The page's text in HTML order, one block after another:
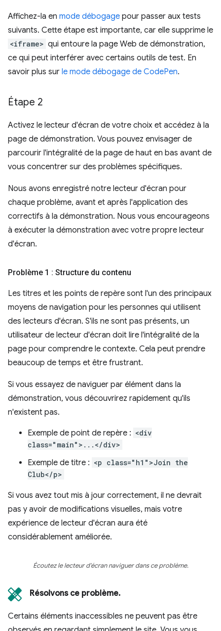
Affichez-la en mode débogage pour passer aux tests
suivants. Cette étape est importante, car elle supprime le
<iframe> qui entoure la page Web de démonstration,
ce qui peut interférer avec certains outils de test. En
savoir plus sur le mode débogage de CodePen.
Étape 2
Activez le lecteur d'écran de votre choix et accédez à la
page de démonstration. Vous pouvez envisager de
parcourir l'intégralité de la page de haut en bas avant de
vous concentrer sur des problèmes spécifiques.
Nous avons enregistré notre lecteur d'écran pour
chaque problème, avant et après l'application des
correctifs à la démonstration. Nous vous encourageons
à exécuter la démonstration avec votre propre lecteur
d'écran.
Problème 1 : Structure du contenu
Les titres et les points de repère sont l'un des principaux
moyens de navigation pour les personnes qui utilisent
des lecteurs d'écran. S'ils ne sont pas présents, un
utilisateur de lecteur d'écran doit lire l'intégralité de la
page pour comprendre le contexte. Cela peut prendre
beaucoup de temps et être frustrant.
Si vous essayez de naviguer par élément dans la
démonstration, vous découvrirez rapidement qu'ils
n'existent pas.
Exemple de point de repère : <div
class="main">...</div>
Exemple de titre : <p class="h1">Join the
Club</p>
Si vous avez tout mis à jour correctement, il ne devrait
pas y avoir de modifications visuelles, mais votre
expérience de lecteur d'écran aura été
considérablement améliorée.
Écoutez le lecteur d'écran naviguer dans ce problème.
Résolvons ce problème.
Certains éléments inaccessibles ne peuvent pas être